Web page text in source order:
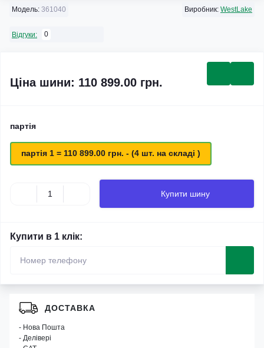
Модель: 361040 Виробник: WestLake
Відгуки: 0
Ціна шини: 110 899.00 грн.
партія
партія 1 = 110 899.00 грн. - (4 шт. на складі )
Купити шину
Купити в 1 клік:
ДОСТАВКА
- Нова Пошта
- Делівері